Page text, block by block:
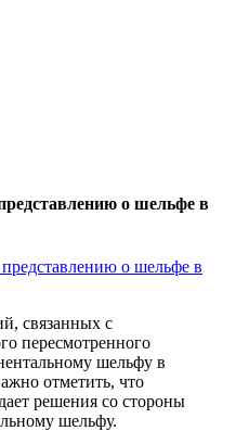
о шельфе в
связанных с
пересмотренного
шельфу в
отметить, что
решения со стороны
шельфу.